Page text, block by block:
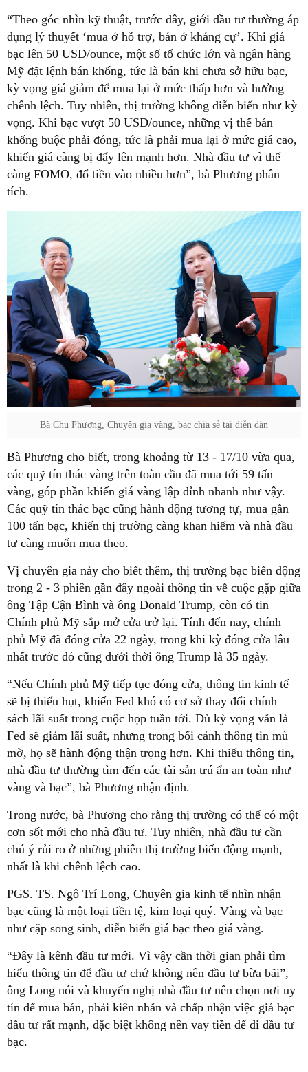
“Theo góc nhìn kỹ thuật, trước đây, giới đầu tư thường áp
dụng lý thuyết ‘mua ở hỗ trợ, bán ở kháng cự’. Khi giá
bạc lên 50 USD/ounce, một số tổ chức lớn và ngân hàng
Mỹ đặt lệnh bán khống, tức là bán khi chưa sở hữu bạc,
kỳ vọng giá giảm để mua lại ở mức thấp hơn và hưởng
chênh lệch. Tuy nhiên, thị trường không diễn biến như kỳ
vọng. Khi bạc vượt 50 USD/ounce, những vị thế bán
khống buộc phải đóng, tức là phải mua lại ở mức giá cao,
khiến giá càng bị đẩy lên mạnh hơn. Nhà đầu tư vì thế
càng FOMO, đổ tiền vào nhiều hơn”, bà Phương phân
tích.
Bà Chu Phương, Chuyên gia vàng, bạc chia sẻ tại diễn đàn
Bà Phương cho biết, trong khoảng từ 13 - 17/10 vừa qua,
các quỹ tín thác vàng trên toàn cầu đã mua tới 59 tấn
vàng, góp phần khiến giá vàng lập đỉnh nhanh như vậy.
Các quỹ tín thác bạc cũng hành động tương tự, mua gần
100 tấn bạc, khiến thị trường càng khan hiếm và nhà đầu
tư càng muốn mua theo.
Vị chuyên gia này cho biết thêm, thị trường bạc biến động
trong 2 - 3 phiên gần đây ngoài thông tin về cuộc gặp giữa
ông Tập Cận Bình và ông Donald Trump, còn có tin
Chính phủ Mỹ sắp mở cửa trở lại. Tính đến nay, chính
phủ Mỹ đã đóng cửa 22 ngày, trong khi kỳ đóng cửa lâu
nhất trước đó cũng dưới thời ông Trump là 35 ngày.
“Nếu Chính phủ Mỹ tiếp tục đóng cửa, thông tin kinh tế
sẽ bị thiếu hụt, khiến Fed khó có cơ sở thay đổi chính
sách lãi suất trong cuộc họp tuần tới. Dù kỳ vọng vẫn là
Fed sẽ giảm lãi suất, nhưng trong bối cảnh thông tin mù
mờ, họ sẽ hành động thận trọng hơn. Khi thiếu thông tin,
nhà đầu tư thường tìm đến các tài sản trú ẩn an toàn như
vàng và bạc”, bà Phương nhận định.
Trong nước, bà Phương cho rằng thị trường có thể có một
cơn sốt mới cho nhà đầu tư. Tuy nhiên, nhà đầu tư cần
chú ý rủi ro ở những phiên thị trường biến động mạnh,
nhất là khi chênh lệch cao.
PGS. TS. Ngô Trí Long, Chuyên gia kinh tế nhìn nhận
bạc cũng là một loại tiền tệ, kim loại quý. Vàng và bạc
như cặp song sinh, diễn biến giá bạc theo giá vàng.
“Đây là kênh đầu tư mới. Vì vậy cần thời gian phải tìm
hiểu thông tin để đầu tư chứ không nên đầu tư bừa bãi”,
ông Long nói và khuyến nghị nhà đầu tư nên chọn nơi uy
tín để mua bán, phải kiên nhẫn và chấp nhận việc giá bạc
đầu tư rất mạnh, đặc biệt không nên vay tiền để đi đầu tư
bạc.